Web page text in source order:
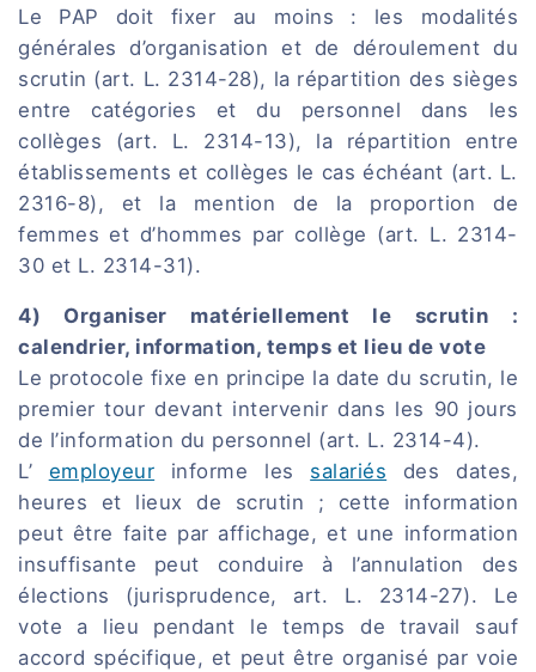
Le PAP doit fixer au moins : les modalités
générales d’organisation et de déroulement du
scrutin (art. L. 2314-28), la répartition des sièges
entre catégories et du personnel dans les
collèges (art. L. 2314-13), la répartition entre
établissements et collèges le cas échéant (art. L.
2316-8), et la mention de la proportion de
femmes et d’hommes par collège (art. L. 2314-
30 et L. 2314-31).
4) Organiser matériellement le scrutin :
calendrier, information, temps et lieu de vote
Le protocole fixe en principe la date du scrutin, le
premier tour devant intervenir dans les 90 jours
de l’information du personnel (art. L. 2314-4).
L’ employeur informe les salariés des dates,
heures et lieux de scrutin ; cette information
peut être faite par affichage, et une information
insuffisante peut conduire à l’annulation des
élections (jurisprudence, art. L. 2314-27). Le
vote a lieu pendant le temps de travail sauf
accord spécifique, et peut être organisé par voie